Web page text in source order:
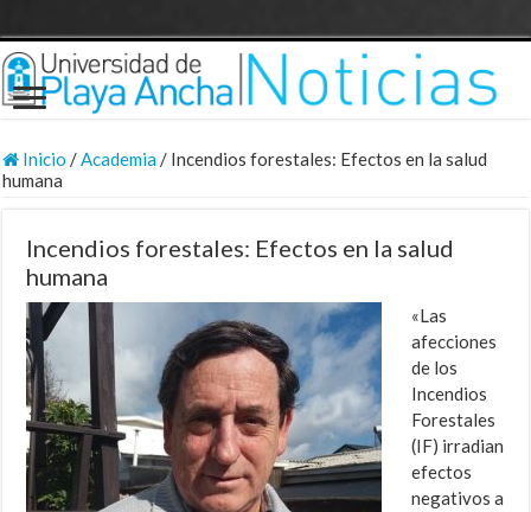
Inicio /Academia/ Incendios forestales: Efectos en la salud
humana
Incendios forestales: Efectos en la salud
humana
«Las
afecciones
de los
Incendios
Forestales
(IF) irradian
efectos
negativos a